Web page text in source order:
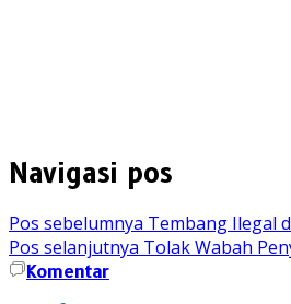
Navigasi pos
Pos sebelumnya Tembang Ilegal
Pos selanjutnya Tolak Wabah
Komentar